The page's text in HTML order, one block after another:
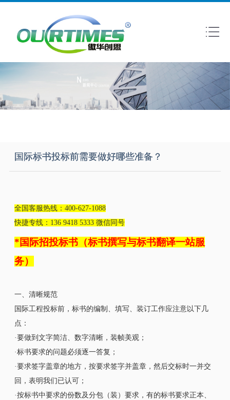
国际标书投标前需要做好哪些准备？
全国客服热线：400-627-1088
快捷专线：136 9418 5333 微信同号
*国际招投标书（标书撰写与标书翻译一站服
务）
一、清晰规范
国际工程投标前，标书的编制、填写、装订工作应注意以下几
点：
·要做到文字简洁、数字清晰，装帧美观；
·标书要求的问题必须逐一答复；
·要求签字盖章的地方，按要求签字并盖章，然后交标时一并交
回，表明我们已认可；
·按标书中要求的份数及分包（装）要求，有的标书要求正本、